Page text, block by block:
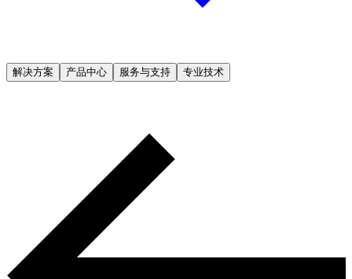
解决方案 产品中心 服务与支持 专业技术